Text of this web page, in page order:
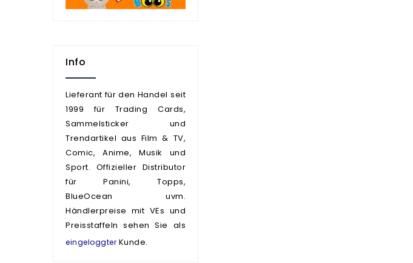
Info
Lieferant für den Handel seit
1999 für Trading Cards,
Sammelsticker und
Trendartikel aus Film & TV,
Comic, Anime, Musik und
Sport. Offizieller Distributor
für Panini, Topps,
BlueOcean uvm.
Händlerpreise mit VEs und
Preisstaffeln sehen Sie als
eingeloggter Kunde.